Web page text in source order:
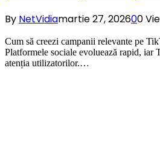
By NetVidiamartie 27, 202600
Cum să creezi campanii relevante pe
Platformele sociale evoluează rapid, iar
atenția utilizatorilor.…